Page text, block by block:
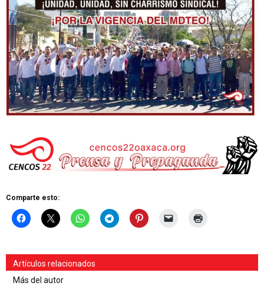
Comparte esto:
Artículos relacionados
Más del autor